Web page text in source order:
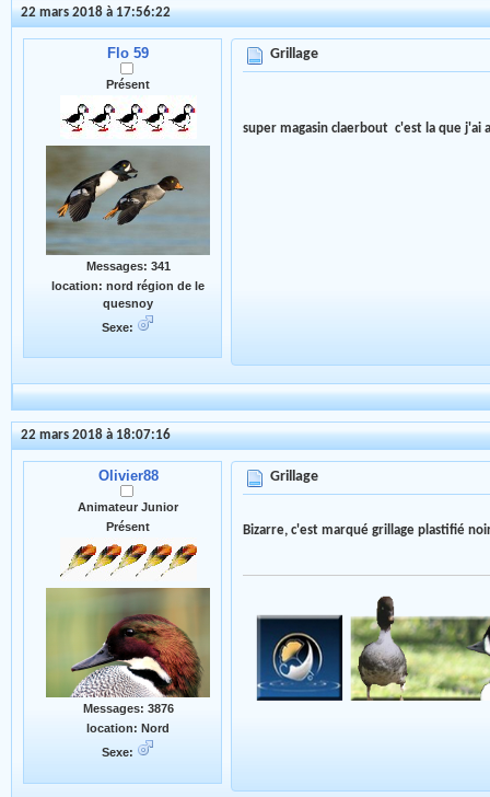
22 mars 2018 à 17:56:22
Flo 59
Présent
Messages: 341
location: nord région de le
quesnoy
Sexe:
Grillage
super magasin claerbout c'est la que
22 mars 2018 à 18:07:16
Olivier88
Animateur Junior
Présent
Messages: 3876
location: Nord
Sexe:
Grillage
Bizarre, c'est marqué grillage plastifié